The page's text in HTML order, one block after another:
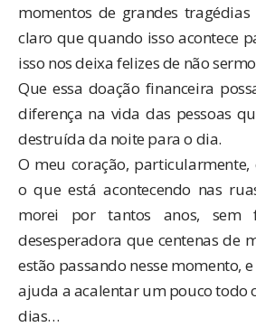
momentos de grandes
claro que quando isso acontece
isso nos deixa felizes de não
Que essa doação financeira
diferença na vida das pessoas
destruída da noite para o dia.
O meu coração,
o que está acontecendo nas
morei por tantos anos, sem
desesperadora que centenas de
estão passando nesse momento,
ajuda a acalentar um pouco todo
dias…